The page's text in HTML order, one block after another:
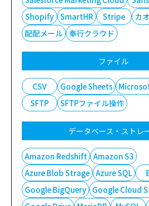
Shopify
SmartHR Stripe
カ
配配メール
奉行クラウド
ファイル
CSV Google Sheets
SFTP
SFTPファイル操作
データベース・ストレ
Amazon Redshift
Amazon S3
Azure Blob Strage Azure SQL
Google BigQuery
Google Cloud